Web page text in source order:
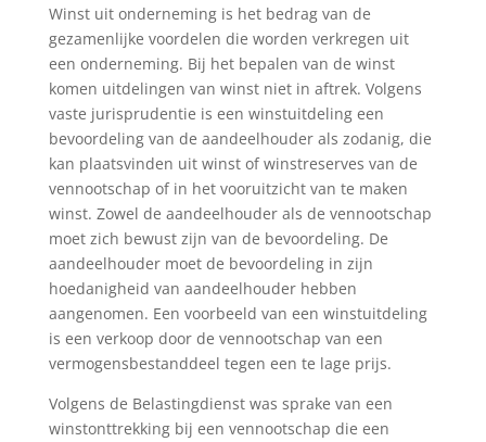
Winst uit onderneming is het bedrag van de
gezamenlijke voordelen die worden verkregen uit
een onderneming. Bij het bepalen van de winst
komen uitdelingen van winst niet in aftrek. Volgens
vaste jurisprudentie is een winstuitdeling een
bevoordeling van de aandeelhouder als zodanig, die
kan plaatsvinden uit winst of winstreserves van de
vennootschap of in het vooruitzicht van te maken
winst. Zowel de aandeelhouder als de vennootschap
moet zich bewust zijn van de bevoordeling. De
aandeelhouder moet de bevoordeling in zijn
hoedanigheid van aandeelhouder hebben
aangenomen. Een voorbeeld van een winstuitdeling
is een verkoop door de vennootschap van een
vermogensbestanddeel tegen een te lage prijs.
Volgens de Belastingdienst was sprake van een
winstonttrekking bij een vennootschap die een